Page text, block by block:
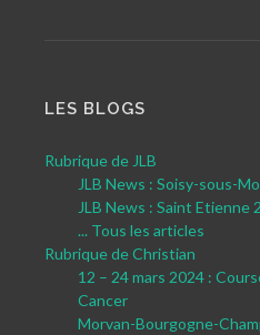
LES BLOGS
Rubrique de JLB
JLB News : Soisy-sous-
JLB News : Saint Etienne
... Tous les articles
Rubrique de Christian
12 – 24 mars 2024 :
Cancer
Morvan-Bourgogne-